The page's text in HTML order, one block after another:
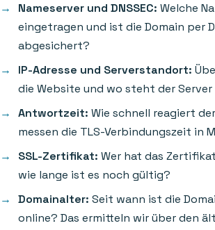
Nameserver und DNSSEC: Welche
eingetragen und ist die Domain per
abgesichert?
IP-Adresse und Serverstandort:
die Website und wo steht der
Antwortzeit: Wie schnell reagiert
messen die TLS-Verbindungszeit in
SSL-Zertifikat: Wer hat das
wie lange ist es noch gültig?
Domainalter: Seit wann ist die
online? Das ermitteln wir über den